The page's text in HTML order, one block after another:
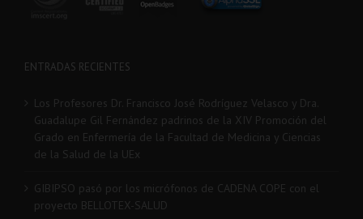
ENTRADAS RECIENTES
Los Profesores Dr. Francisco José Rodríguez Velasco y Dra.
Guadalupe Gil Fernández padrinos de la XIV Promoción del
Grado en Enfermería de la Facultad de Medicina y Ciencias
de la Salud de la UEx
GIBIPSO pasó por los micrófonos de CADENA COPE con el
proyecto BELLOTEX-SALUD